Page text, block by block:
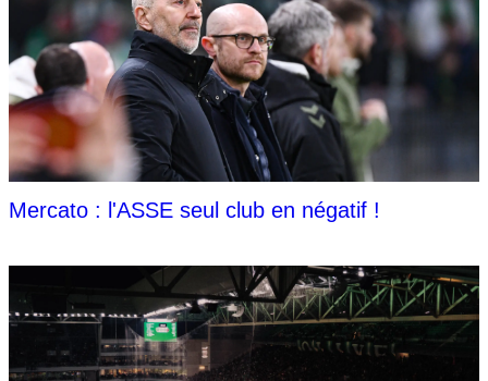
Mercato : l'ASSE seul club en négatif !